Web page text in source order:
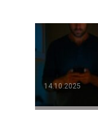
14.10.2025